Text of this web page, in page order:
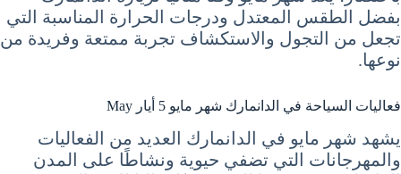
بفضل الطقس المعتدل ودرجات الحرارة المناسبة التي
تجعل من التجول والاستكشاف تجربة ممتعة وفريدة من
نوعها.
فعاليات السياحة في الدانمارك شهر مايو 5 أيار May
يشهد شهر مايو في الدانمارك العديد من الفعاليات
والمهرجانات التي تضفي حيوية ونشاطًا على المدن